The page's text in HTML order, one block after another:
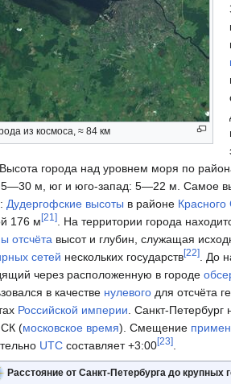
из космоса, ≈ 84 км
города над уровнем моря по
5—30 м, юг и юго-запад: 5—22 м. Самое
Дудергофские высоты в районе Красного
176 м [21] . На территории города
отсчёта высот и глубин, служащая
сетей нескольких государств[22] . До
через расположенную в городе
в качестве нулевого для отсчёта
Российской империи . Санкт-Петербург
(московское время). Смещение
UTC составляет +3:00[23]
Расстояние от Санкт-Петербурга до крупных